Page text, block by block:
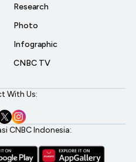
Research
Photo
Infographic
CNBC TV
With Us:
CNBC Indonesia: